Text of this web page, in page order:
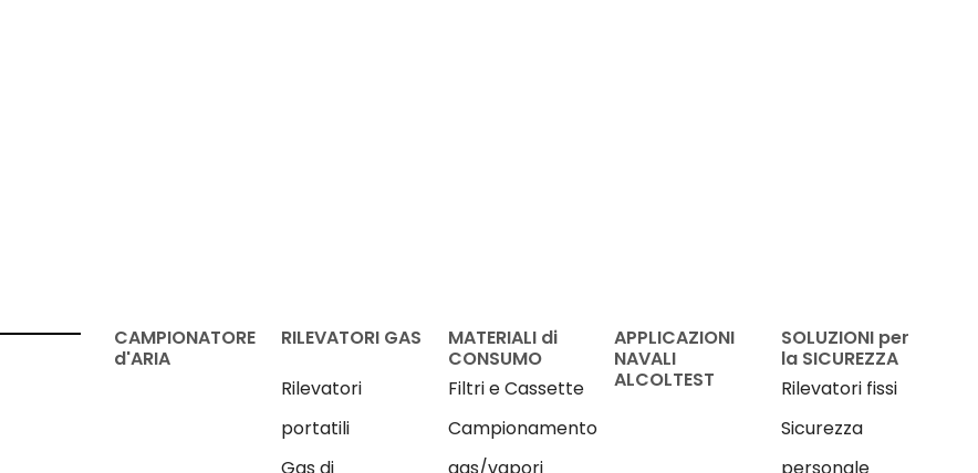
CAMPIONATORE
d'ARIA
RILEVATORI GAS
Rilevatori
portatili
Gas di
MATERIALI di
CONSUMO
Filtri e Cassette
Campionamento
gas/vapori
APPLICAZIONI
NAVALI
ALCOLTEST
SOLUZIONI per
la SICUREZZA
Rilevatori fissi
Sicurezza
personale